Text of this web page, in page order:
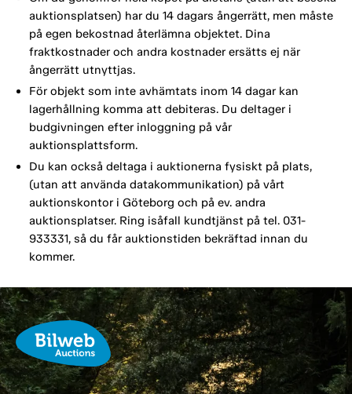
auktionsplatsen) har du 14 dagars ångerrätt, men måste
på egen bekostnad återlämna objektet. Dina
fraktkostnader och andra kostnader ersätts ej när
ångerrätt utnyttjas.
För objekt som inte avhämtats inom 14 dagar kan
lagerhållning komma att debiteras. Du deltager i
budgivningen efter inloggning på vår
auktionsplattsform.
Du kan också deltaga i auktionerna fysiskt på plats,
(utan att använda datakommunikation) på vårt
auktionskontor i Göteborg och på ev. andra
auktionsplatser. Ring isåfall kundtjänst på tel. 031-
933331, så du får auktionstiden bekräftad innan du
kommer.